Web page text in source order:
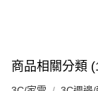
商品相關分類